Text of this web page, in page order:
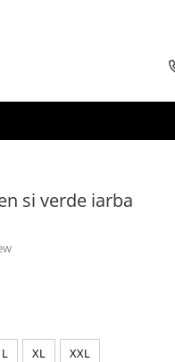
si verde iarba
L XL XXL